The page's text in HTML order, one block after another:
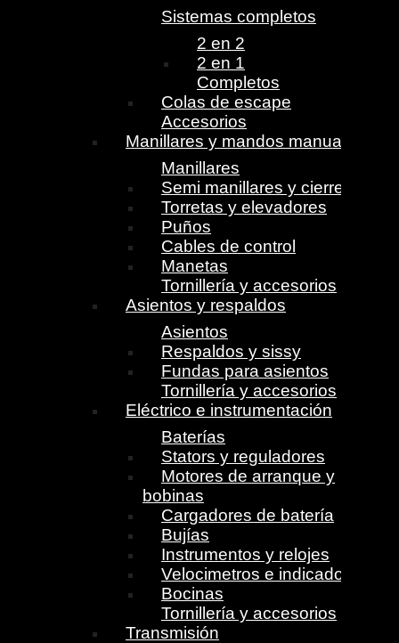
Sistemas completos
2 en 2
2 en 1
Completos
Colas de escape
Accesorios
Manillares y mandos manuales
Manillares
Semi manillares y cierres
Torretas y elevadores
Puños
Cables de control
Manetas
Tornillería y accesorios
Asientos y respaldos
Asientos
Respaldos y sissy
Fundas para asientos
Tornillería y accesorios
Eléctrico e instrumentación
Baterías
Stators y reguladores
Motores de arranque y
bobinas
Cargadores de batería
Bujías
Instrumentos y relojes
Velocimetros e indicadores
Bocinas
Tornillería y accesorios
Transmisión